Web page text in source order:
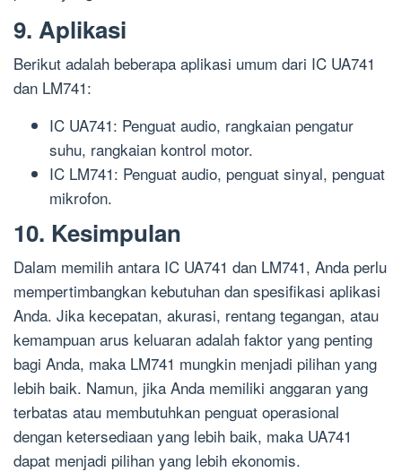
9. Aplikasi
Berikut adalah beberapa aplikasi umum dari IC UA741
dan LM741:
IC UA741: Penguat audio, rangkaian pengatur
suhu, rangkaian kontrol motor.
IC LM741: Penguat audio, penguat sinyal, penguat
mikrofon.
10. Kesimpulan
Dalam memilih antara IC UA741 dan LM741, Anda perlu
mempertimbangkan kebutuhan dan spesifikasi aplikasi
Anda. Jika kecepatan, akurasi, rentang tegangan, atau
kemampuan arus keluaran adalah faktor yang penting
bagi Anda, maka LM741 mungkin menjadi pilihan yang
lebih baik. Namun, jika Anda memiliki anggaran yang
terbatas atau membutuhkan penguat operasional
dengan ketersediaan yang lebih baik, maka UA741
dapat menjadi pilihan yang lebih ekonomis.